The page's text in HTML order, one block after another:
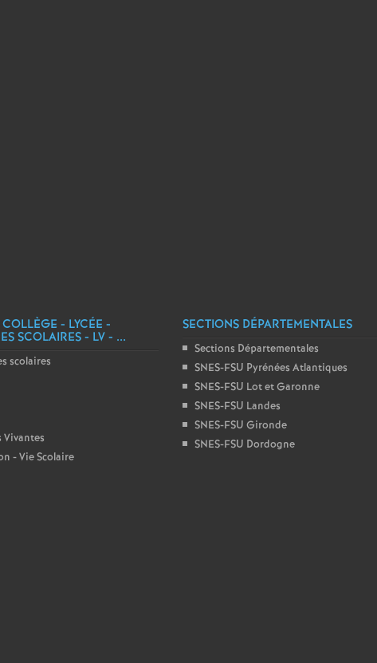
n
t
d
- LYCÉE -
SCOLAIRES - LV - ...
scolaires
Vivantes
- Vie Scolaire
SECTIONS DÉPARTEMENTALES
Sections Départementales
SNES-FSU Pyrénées Atlantiques
SNES-FSU Lot et Garonne
SNES-FSU Landes
SNES-FSU Gironde
SNES-FSU Dordogne